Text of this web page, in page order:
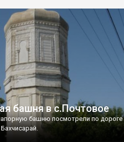
башня в с.Почтовое
башню посмотрели по дороге